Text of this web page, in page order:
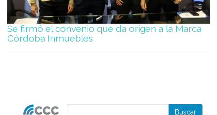
Se firmó el convenio que da origen a la Marca
Córdoba Inmuebles